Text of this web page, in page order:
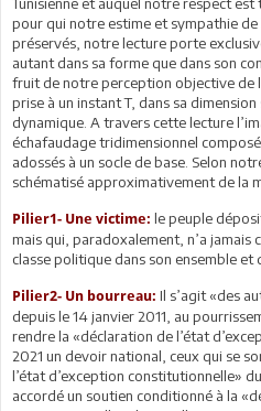
pour qui notre estime et sympathie
préservés, notre lecture porte
autant dans sa forme que dans son
fruit de notre perception objective de
prise à un instant T, dans sa
dynamique. A travers cette lecture
échafaudage tridimensionnel
adossés à un socle de base. Selon
schématisé approximativement de la
Pilier1- Une victime: le peuple
mais qui, paradoxalement, n’a jamais
classe politique dans son ensemble
Pilier2- Un bourreau: Il s’agit «des
depuis le 14 janvier 2011, au
rendre la «déclaration de l’état
2021 un devoir national, ceux qui se
l’état d’exception constitutionnelle»
accordé un soutien conditionné à la